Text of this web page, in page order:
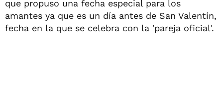
que propuso una fecha especial para los
amantes ya que es un día antes de San Valentín,
fecha en la que se celebra con la 'pareja oficial'.